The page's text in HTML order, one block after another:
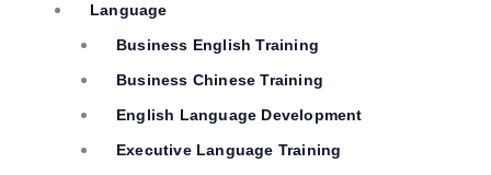
Language
Business English Training
Business Chinese Training
English Language Development
Executive Language Training